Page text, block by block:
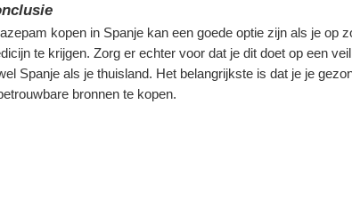
kopen in Spanje kan een goede optie zijn als je op
te krijgen. Zorg er echter voor dat je dit doet op een
Spanje als je thuisland. Het belangrijkste is dat je je
bronnen te kopen.